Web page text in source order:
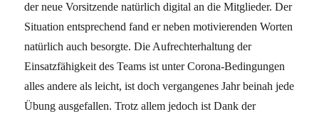
der neue Vorsitzende natürlich digital an die Mitglieder. Der
Situation entsprechend fand er neben motivierenden Worten
natürlich auch besorgte. Die Aufrechterhaltung der
Einsatzfähigkeit des Teams ist unter Corona-Bedingungen
alles andere als leicht, ist doch vergangenes Jahr beinah jede
Übung ausgefallen. Trotz allem jedoch ist Dank der